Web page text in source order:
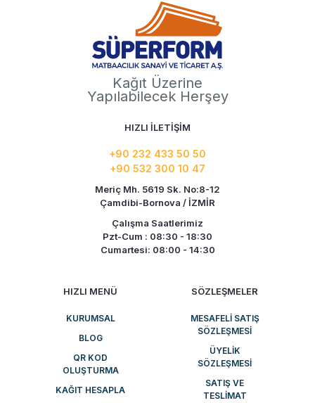
Kağıt Üzerine
Yapılabilecek Herşey
HIZLI İLETİŞİM
+90 232 433 50 50
+90 532 300 10 47
Meriç Mh. 5619 Sk. No:8-12
Çamdibi-Bornova / İZMİR
Çalışma Saatlerimiz
Pzt-Cum : 08:30 - 18:30
Cumartesi: 08:00 - 14:30
HIZLI MENÜ
KURUMSAL
BLOG
QR KOD
OLUŞTURMA
KAĞIT HESAPLA
SÖZLEŞMELER
MESAFELI SATIŞ
SÖZLEŞMESI
ÜYELIK
SÖZLEŞMESI
SATIŞ VE
TESLIMAT